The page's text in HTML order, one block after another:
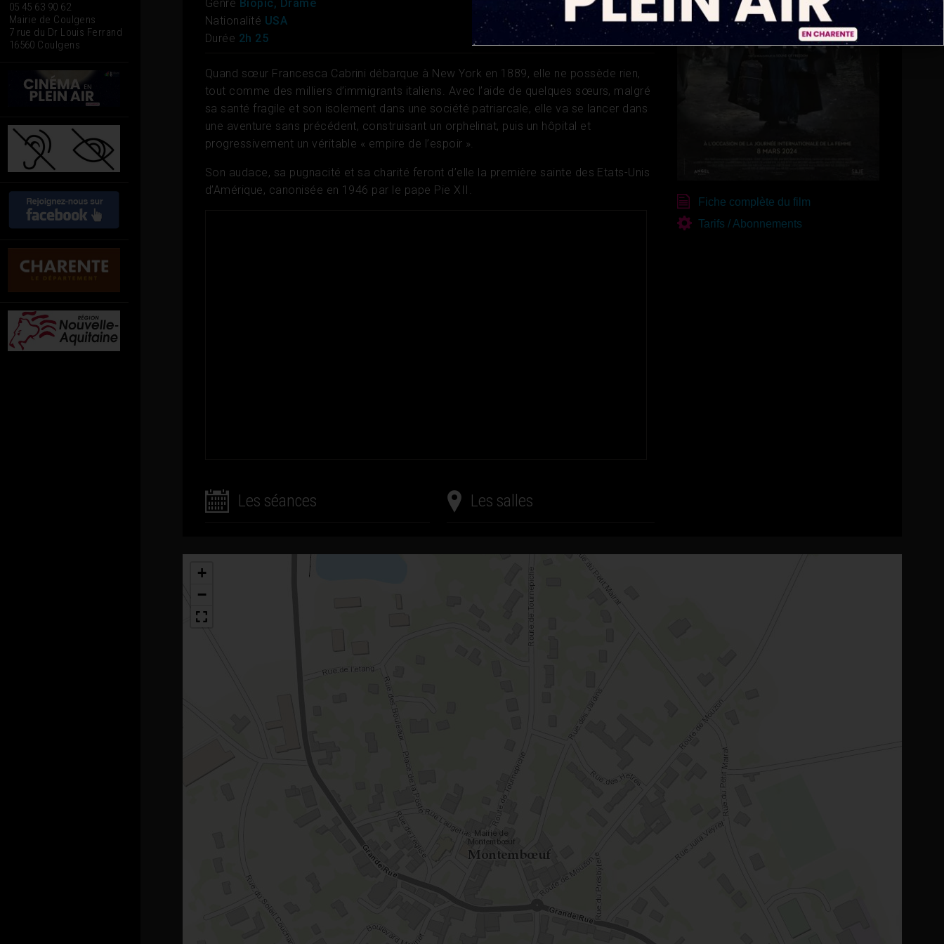
05 45 63 90 62
Mairie de Coulgens
7 rue du Dr Louis Ferrand
16560 Coulgens
Genre Biopic, Drame
Nationalité USA
Durée 2h 25
Quand sœur Francesca Cabrini débarque à New York en 1889, elle ne possède rien,
tout comme des milliers d’immigrants italiens. Avec l’aide de quelques sœurs, malgré
sa santé fragile et son isolement dans une société patriarcale, elle va se lancer dans
une aventure sans précédent, construisant un orphelinat, puis un hôpital et
progressivement un véritable « empire de l’espoir ».
Son audace, sa pugnacité et sa charité feront d’elle la première sainte des Etats-Unis
d’Amérique, canonisée en 1946 par le pape Pie XII.
Les séances Les salles
Fiche complète du film
Tarifs / Abonnements
+
−